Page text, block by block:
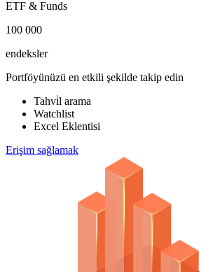
ETF & Funds
100 000
endeksler
Portföyünüzü en etkili şekilde takip edin
Tahvi̇l arama
Watchlist
Excel Eklentisi
Erişim sağlamak